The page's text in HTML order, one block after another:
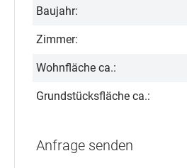
Baujahr:
Zimmer:
Wohnfläche ca.:
Grundstücksfläche ca.:
Anfrage senden